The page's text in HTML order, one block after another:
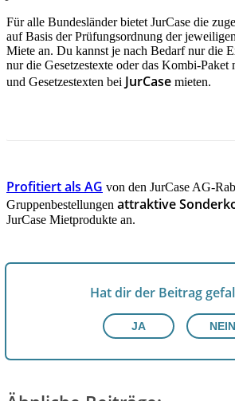
Für alle Bundesländer bietet JurCase die
auf Basis der Prüfungsordnung der
Miete an. Du kannst je nach Bedarf nur die
nur die Gesetzestexte oder das Kombi-
und Gesetzestexten bei JurCase mieten.
Profitiert als AG von den JurCase AG-
Gruppenbestellungen attraktive
JurCase Mietprodukte an.
Hat dir der Beitrag
JA NEIN